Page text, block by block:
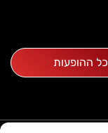
כל ההופעות